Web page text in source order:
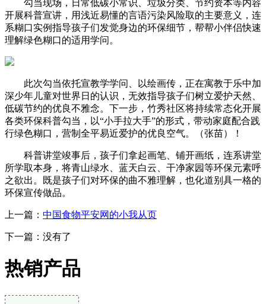
勾当现场，日常低碳小常识、垃圾分类、节约资本等内容
开展科普宣讲，用浅近易懂的言语污染风险取的主要意义，连
系糊口实例指导孩子们发觉身边的环保细节，帮帮小伴侣快速
理解绿色糊口的适用学问。
此次勾当依托宣教学学问、以绘画传，正在寓教于乐中加
深少年儿童对世界日的认识，无效指导孩子们树立爱护天然、
低碳节约的优良不雅念。下一步，竹秀社区将持续常态化开展
各类环保科普勾当，以“小手拉大手”的形式，带动家庭配合践
行绿色糊口，营制全平易近爱护的优良空气。（张苗）！
科普讲堂竣事后，孩子们拿起画笔、铺开画纸，连系讲堂
所学取本身，将青山绿水、蓝天白云、干净家园等环保元素呼
之欲出。既是孩子们对环保的曲不雅理解，也化道别具一格的
环保宣传做品。
上一篇： 中国食物平安网的小我从页
下一篇：没有了
热销产品